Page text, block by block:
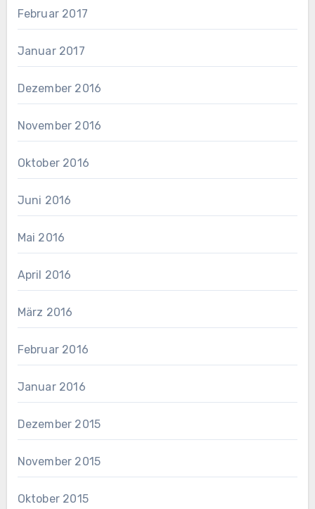
Februar 2017
Januar 2017
Dezember 2016
November 2016
Oktober 2016
Juni 2016
Mai 2016
April 2016
März 2016
Februar 2016
Januar 2016
Dezember 2015
November 2015
Oktober 2015